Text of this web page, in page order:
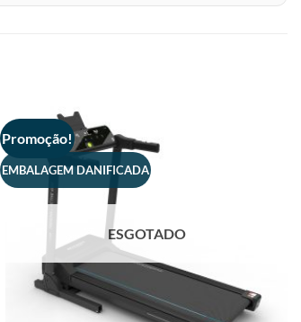
Promoção!
EMBALAGEM DANIFICADA
ESGOTADO